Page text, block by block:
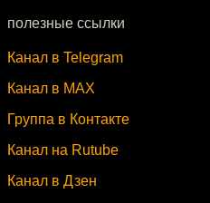
полезные ссылки
Канал в Telegram
Канал в MAX
Группа в Контакте
Канал на Rutube
Канал в Дзен